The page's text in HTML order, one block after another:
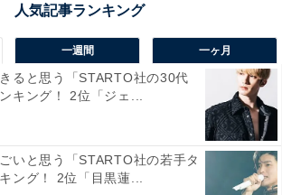
メロンのシーズンには新鮮で美味しい
びそうで、お土産やドライブの休憩で
と感じました。海の幸も期待できそう
／神奈川県）といった声が集まりまし
一週間 一ヶ月
ると思う「STARTO社の30代
キング！ 2位「ジェ...
いと思う「STARTO社の若手タ
ング！ 2位「目黒蓮...